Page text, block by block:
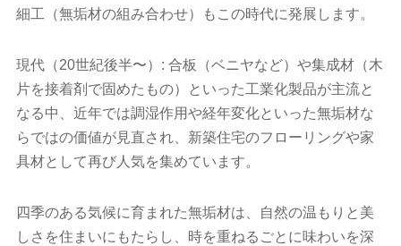
細工（無垢材の組み合わせ）もこの時代に発展します。
現代（20世紀後半〜）: 合板（ベニヤなど）や集成材（木
片を接着剤で固めたもの）といった工業化製品が主流と
なる中、近年では調湿作用や経年変化といった無垢材な
らではの価値が見直され、新築住宅のフローリングや家
具材として再び人気を集めています。
四季のある気候に育まれた無垢材は、自然の温もりと美
しさを住まいにもたらし、時を重ねるごとに味わいを深